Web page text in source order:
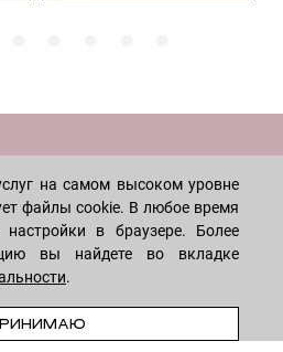
КОРЗИНУ
на самом высоком уровне
файлы cookie. В любое время
в браузере. Более
вы найдете во вкладке
.